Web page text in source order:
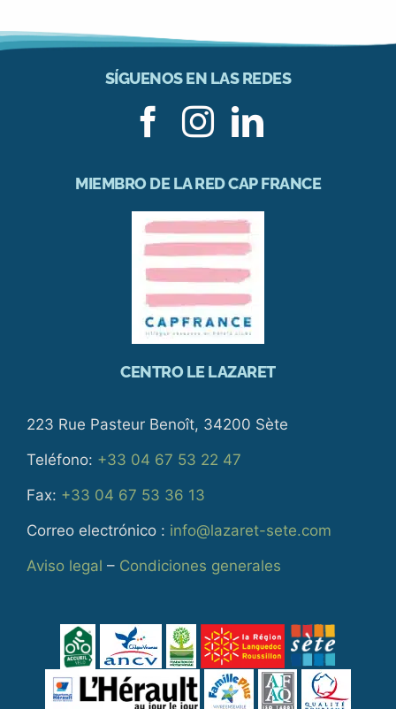
SÍGUENOS EN LAS REDES
MIEMBRO DE LA RED CAP FRANCE
CENTRO LE LAZARET
223 Rue Pasteur Benoît, 34200 Sète
Teléfono: +33 04 67 53 22 47
Fax: +33 04 67 53 36 13
Correo electrónico : info@lazaret-sete.com
Aviso legal – Condiciones generales